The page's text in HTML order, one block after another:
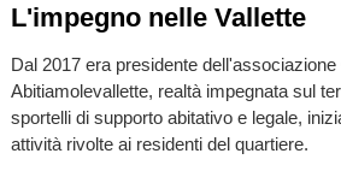
L'impegno nelle Vallette
Dal 2017 era presidente dell'associazione
Abitiamolevallette, realtà impegnata sul
sportelli di supporto abitativo e legale,
attività rivolte ai residenti del quartiere.